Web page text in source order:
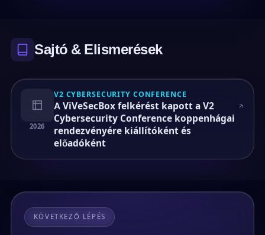
Sajtó & Elismerések
2026
V2 CYBERSECURITY CONFERENCE
A ViVeSecBox felkérést kapott a V2
Cybersecurity Conference koppenhágai
rendezvényére kiállítóként és
előadóként
KÖVETKEZŐ LÉPÉS